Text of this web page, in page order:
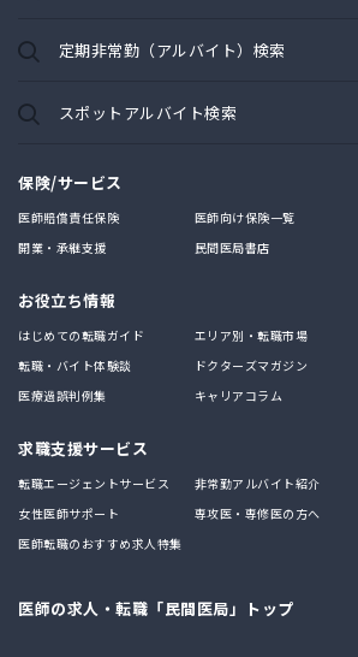
定期非常勤（アルバイト）検索
スポットアルバイト検索
保険/サービス
医師賠償責任保険
医師向け保険一覧
開業・承継支援
民間医局書店
お役立ち情報
はじめての転職ガイド
エリア別・転職市場
転職・バイト体験談
ドクターズマガジン
医療過誤判例集
キャリアコラム
求職支援サービス
転職エージェントサービス
非常勤アルバイト紹介
女性医師サポート
専攻医・専修医の方へ
医師転職のおすすめ求人特集
医師の求人・転職「民間医局」トップ